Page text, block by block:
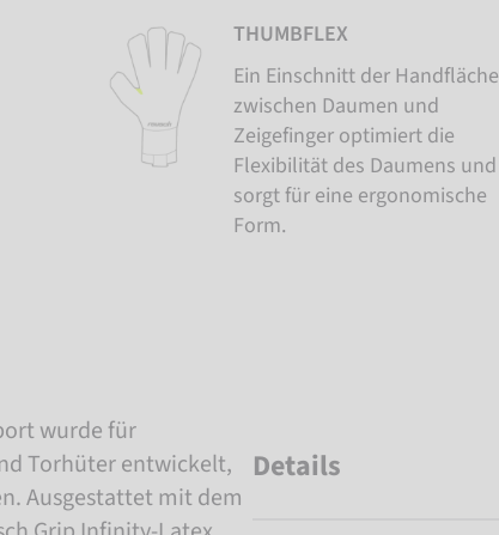
THUMBFLEX
Ein Einschnitt der Handfläche
zwischen Daumen und
Zeigefinger optimiert die
Flexibilität des Daumens und
sorgt für eine ergonomische
Form.
wurde für
Torhüter entwickelt,
Ausgestattet mit dem
Details